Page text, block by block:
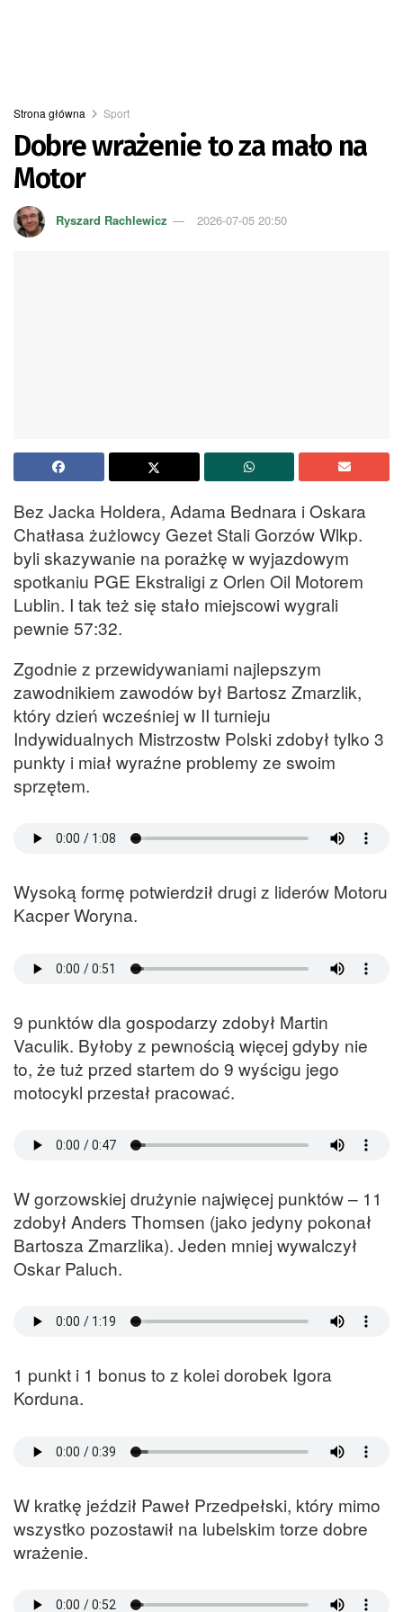
Strona główna Sport
Dobre wrażenie to za mało na
Motor
Ryszard Rachlewicz 2026-07-05 20:50
Bez Jacka Holdera, Adama Bednara i Oskara
Chatłasa żużlowcy Gezet Stali Gorzów Wlkp.
byli skazywanie na porażkę w wyjazdowym
spotkaniu PGE Ekstraligi z Orlen Oil Motorem
Lublin. I tak też się stało miejscowi wygrali
pewnie 57:32.
Zgodnie z przewidywaniami najlepszym
zawodnikiem zawodów był Bartosz Zmarzlik,
który dzień wcześniej w II turnieju
Indywidualnych Mistrzostw Polski zdobył tylko 3
punkty i miał wyraźne problemy ze swoim
sprzętem.
Wysoką formę potwierdził drugi z liderów Motoru
Kacper Woryna.
9 punktów dla gospodarzy zdobył Martin
Vaculik. Byłoby z pewnością więcej gdyby nie
to, że tuż przed startem do 9 wyścigu jego
motocykl przestał pracować.
W gorzowskiej drużynie najwięcej punktów – 11
zdobył Anders Thomsen (jako jedyny pokonał
Bartosza Zmarzlika). Jeden mniej wywalczył
Oskar Paluch.
1 punkt i 1 bonus to z kolei dorobek Igora
Korduna.
W kratkę jeździł Paweł Przedpełski, który mimo
wszystko pozostawił na lubelskim torze dobre
wrażenie.